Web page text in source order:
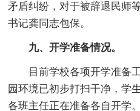
矛盾纠纷，对于被辞退民师
书记龚同志包保。
九、开学准备情况。
目前学校各项开学准备
园环境已初步打扫干净，学
各班主任正在准备各自开学。